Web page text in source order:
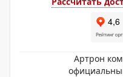
Артрон